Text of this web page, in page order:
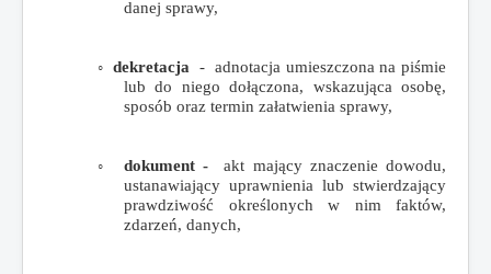
danej sprawy,
◦ dekretacja - adnotacja umieszczona na piśmie
lub do niego dołączona, wskazująca osobę,
sposób oraz termin załatwienia sprawy,
◦ dokument -akt mający znaczenie dowodu,
ustanawiający uprawnienia lub stwierdzający
prawdziwość określonych w nim faktów,
zdarzeń, danych,